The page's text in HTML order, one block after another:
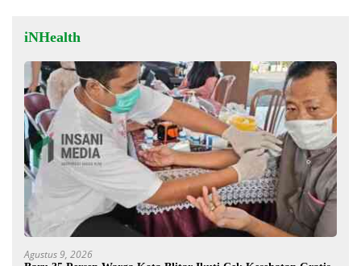
iNHealth
Agustus 9, 2026